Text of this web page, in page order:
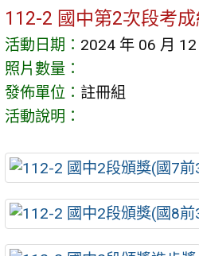
112-2 國中第2次段考
活動日期： 2024 年 06 月 12
照片數量：
發佈單位： 註冊組
活動說明：